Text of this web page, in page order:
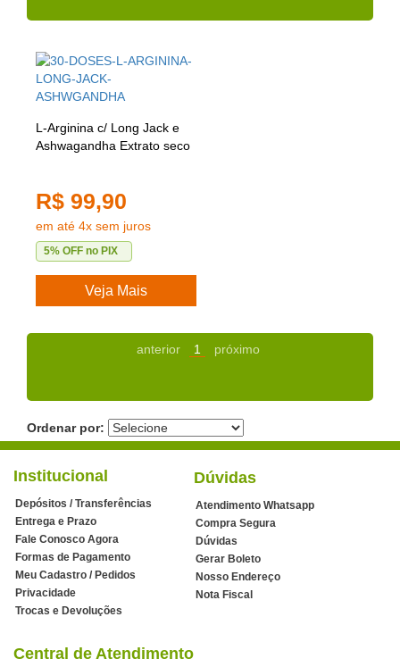
L-Arginina c/ Long Jack e
Ashwagandha Extrato seco
R$ 99,90
em até 4x sem juros
5% OFF no PIX
Veja Mais
anterior 1 próximo
Ordenar por:
Institucional
Depósitos / Transferências
Entrega e Prazo
Fale Conosco Agora
Formas de Pagamento
Meu Cadastro / Pedidos
Privacidade
Trocas e Devoluções
Dúvidas
Atendimento Whatsapp
Compra Segura
Dúvidas
Gerar Boleto
Nosso Endereço
Nota Fiscal
Central de Atendimento